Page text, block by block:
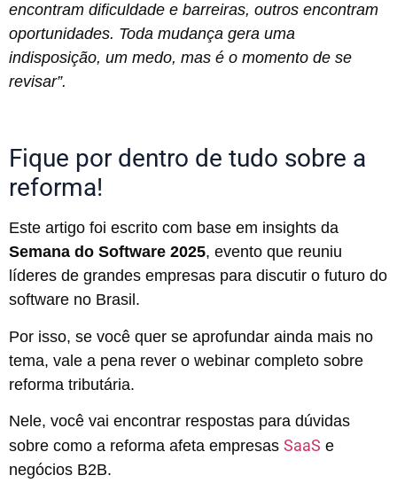
encontram dificuldade e barreiras, outros encontram
oportunidades. Toda mudança gera uma
indisposição, um medo, mas é o momento de se
revisar”.
Fique por dentro de tudo sobre a
reforma!
Este artigo foi escrito com base em insights da
Semana do Software 2025, evento que reuniu
líderes de grandes empresas para discutir o futuro do
software no Brasil.
Por isso, se você quer se aprofundar ainda mais no
tema, vale a pena rever o webinar completo sobre
reforma tributária.
Nele, você vai encontrar respostas para dúvidas
sobre como a reforma afeta empresas SaaS e
negócios B2B.